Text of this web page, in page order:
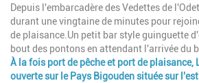
Depuis l'embarcadère des Vedettes de
durant une vingtaine de minutes pour
de plaisance.Un petit bar style guinguette
bout des pontons en attendant l'arrivée du
À la fois port de pêche et port de plaisance,
ouverte sur le Pays Bigouden située sur